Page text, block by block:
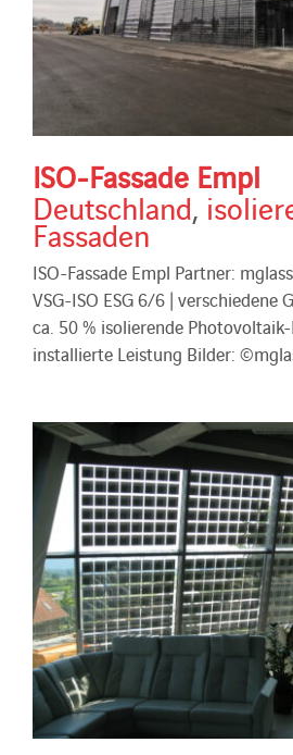
ISO-Fassade Empl
Deutschland,
Fassaden
ISO-Fassade Empl Partner:
VSG-ISO ESG 6/6 | verschiedene
ca. 50 % isolierende
installierte Leistung Bilder: